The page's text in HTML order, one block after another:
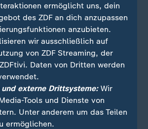
gestartete gemeinsame
im Hinblick auf Reichweite
ist die European Payments
am Start. Nutzen konnten
das Bezahlen von Handy zu Handy
nur Kunden von Sparkassen
über die Apps ihrer
ermöglicht uns, dein
des ZDF an dich anzupassen
anzubieten.
wir ausschließlich auf
von ZDF Streaming, der
Daten von Dritten werden
und externe Drittsysteme:Wir
Tools und Dienste von
Unter anderem um das Teilen
ermöglichen.